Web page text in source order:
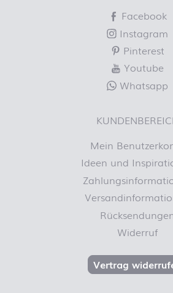
Facebook
Instagram
Pinterest
Youtube
Whatsapp
Mein
Ideen und
Widerruf
Vertrag